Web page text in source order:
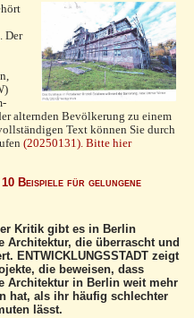
Der
alternden Bevölkerung zu einem
Text können Sie durch
(20250131). Bitte hier
Beispiele für gelungene
Kritik gibt es in Berlin
Architektur, die überrascht und
ENTWICKLUNGSSTADT zeigt
die beweisen, dass
Architektur in Berlin weit mehr
hat, als ihr häufig schlechter
lässt.